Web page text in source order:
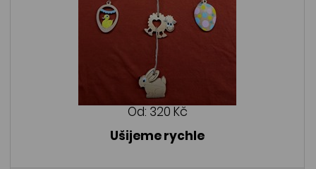
Od: 320 Kč
Ušijeme rychle